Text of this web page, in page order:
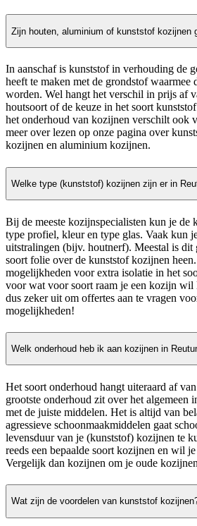
Zijn houten, aluminium of kunststof kozijnen
In aanschaf is kunststof in verhouding de
heeft te maken met de grondstof waarmee
worden. Wel hangt het verschil in prijs af
houtsoort of de keuze in het soort
het onderhoud van kozijnen verschilt ook
meer over lezen op onze pagina over
kozijnen en aluminium kozijnen.
Welke type (kunststof) kozijnen zijn er in
Bij de meeste kozijnspecialisten kun je de
type profiel, kleur en type glas. Vaak kun
uitstralingen (bijv. houtnerf). Meestal is dit
soort folie over de kunststof kozijnen
mogelijkheden voor extra isolatie in het
voor wat voor soort raam je een kozijn wil
dus zeker uit om offertes aan te vragen
mogelijkheden!
Welk onderhoud heb ik aan kozijnen in
Het soort onderhoud hangt uiteraard af
grootste onderhoud zit over het algemeen
met de juiste middelen. Het is altijd van
agressieve schoonmaakmiddelen gaat
levensduur van je (kunststof) kozijnen te
reeds een bepaalde soort kozijnen en wil
Vergelijk dan kozijnen om je oude
Wat zijn de voordelen van kunststof